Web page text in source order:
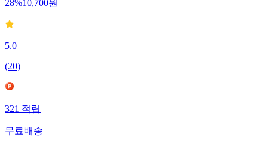
28%10,700원
5.0
(20)
321적립
무료배송